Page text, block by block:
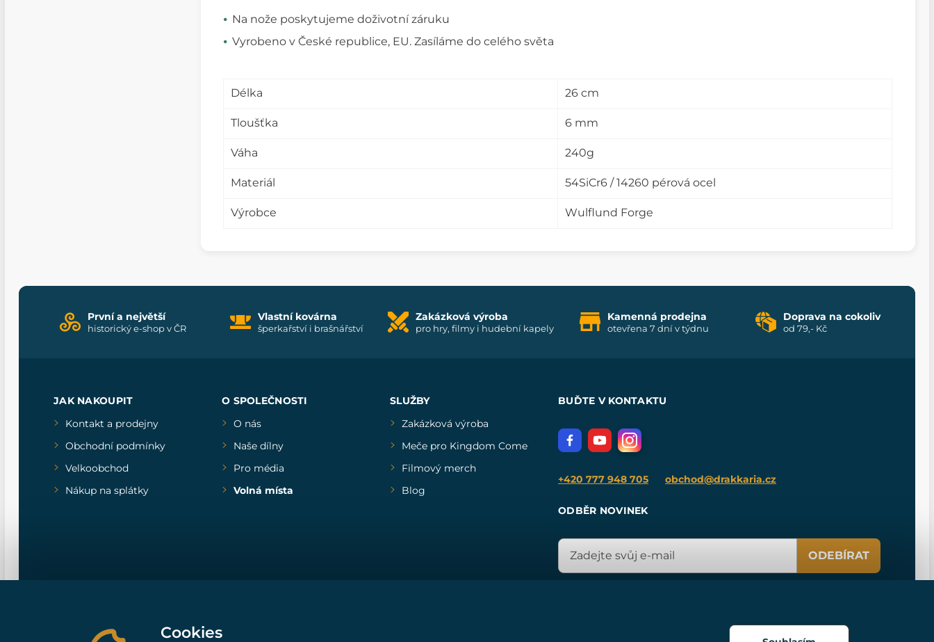
Na nože poskytujeme doživotní záruku
Vyrobeno v České republice, EU. Zasíláme do celého světa
Délka 26 cm
Tloušťka 6 mm
Váha 240g
Materiál 54SiCr6 / 14260 pérová ocel
Výrobce Wulflund Forge
První a největší
historický e-shop v ČR
Vlastní kovárna
šperkařství i brašnářství
Zakázková výroba
pro hry, filmy i hudební kapely
Kamenná prodejna
otevřena 7 dní v týdnu
Doprava na cokoliv
od 79,- Kč
JAK NAKOUPIT
Kontakt a prodejny
Obchodní podmínky
Velkoobchod
Nákup na splátky
O SPOLEČNOSTI
O nás
Naše dílny
Pro média
Volná místa
SLUŽBY
Zakázková výroba
Meče pro Kingdom Come
Filmový merch
Blog
BUĎTE V KONTAKTU
+420 777 948 705 obchod@drakkaria.cz
ODBĚR NOVINEK
ODEBÍRAT
Cookies